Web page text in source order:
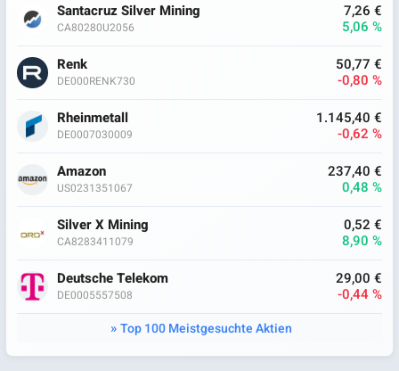
Santacruz Silver Mining
CA80280U2056
7,26 €
5,06 %
Renk
DE000RENK730
50,77 €
-0,80 %
Rheinmetall
DE0007030009
1.145,40 €
-0,62 %
Amazon
US0231351067
237,40 €
0,48 %
Silver X Mining
CA8283411079
0,52 €
8,90 %
Deutsche Telekom
DE0005557508
29,00 €
-0,44 %
Top 100 Meistgesuchte Aktien